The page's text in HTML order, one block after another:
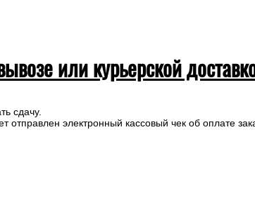
или курьерской
сдачу.
электронный кассовый чек об оплате